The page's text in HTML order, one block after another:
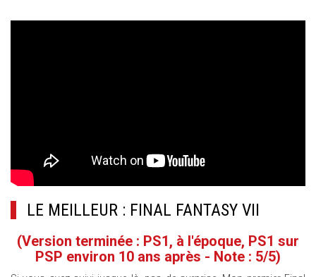
LE MEILLEUR : FINAL FANTASY VII
(Version terminée : PS1, à l'époque, PS1 sur
PSP environ 10 ans après - Note : 5/5)